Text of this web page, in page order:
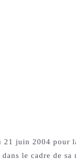
juin 2004 pour
le cadre de